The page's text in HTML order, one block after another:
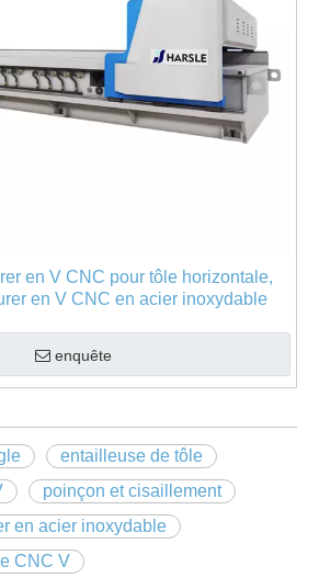
en V CNC pour tôle horizontale,
en V CNC en acier inoxydable
enquête
entailleuse de tôle
poinçon et cisaillement
en acier inoxydable
CNC V